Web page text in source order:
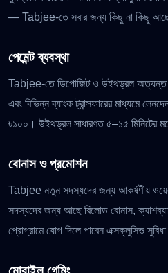
— Tabjee-তে সবার জন্য কিছু না কিছু
পেমেন্ট ব্যবস্থা
Tabjee-তে ডিপোজিট ও উইথড্রল
এবং বিভিন্ন ব্যাংক ট্রান্সফারের মাধ্যমে
৳১০০। উইথড্রল সাধারণত ৫–১৫ মিনিটের
বোনাস ও প্রমোশন
Tabjee নতুন সদস্যদের জন্য আকর্ষণীয়
সদস্যদের জন্য আছে রিলোড বোনাস,
প্রোগ্রামে যোগ দিলে পাবেন এক্সক্লুসিভ